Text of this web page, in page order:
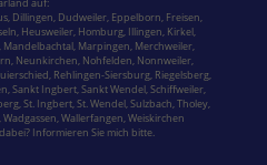
Dillingen, Dudweiler, Eppelborn, Freisen,
, Heusweiler, Homburg, Illingen, Kirkel,
, Mandelbachtal, Marpingen, Merchweiler,
, Neunkirchen, Nohfelden, Nonnweiler,
, Rehlingen-Siersburg, Riegelsberg,
,Sankt Ingbert,Sankt Wendel,Schiffweiler,
,St. Ingbert,St. Wendel,Sulzbach,Tholey,
,Wadgassen,Wallerfangen,Weiskirchen
Informieren Sie mich bitte.